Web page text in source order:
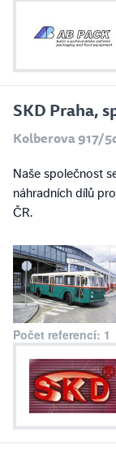
SKD Praha,
Kolberova 917/
Naše společnost
náhradních dílů
ČR.
Počet referencí: 1